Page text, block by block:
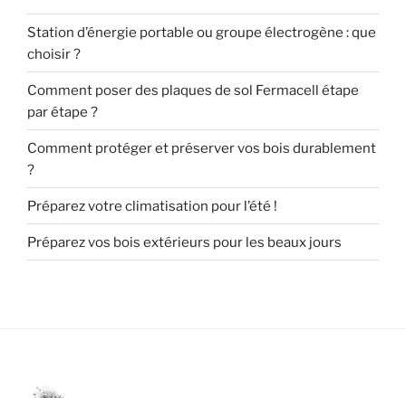
Station d’énergie portable ou groupe électrogène : que
choisir ?
Comment poser des plaques de sol Fermacell étape
par étape ?
Comment protéger et préserver vos bois durablement
?
Préparez votre climatisation pour l’été !
Préparez vos bois extérieurs pour les beaux jours